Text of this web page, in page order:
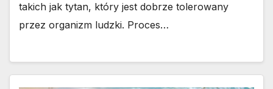
takich jak tytan, który jest dobrze tolerowany
przez organizm ludzki. Proces…